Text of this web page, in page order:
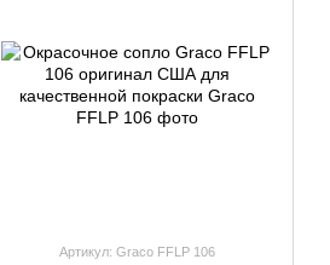
Артикул: Graco FFLP 106